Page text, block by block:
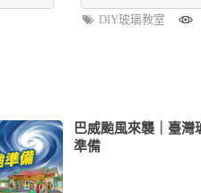
DIY玻璃教室
巴威颱風來襲｜臺
準備